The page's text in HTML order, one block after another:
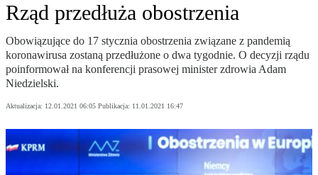
Rząd przedłuża obostrzenia
Obowiązujące do 17 stycznia obostrzenia związane z pandemią
koronawirusa zostaną przedłużone o dwa tygodnie. O decyzji rządu
poinformował na konferencji prasowej minister zdrowia Adam
Niedzielski.
Aktualizacja: 12.01.2021 06:05 Publikacja: 11.01.2021 16:47